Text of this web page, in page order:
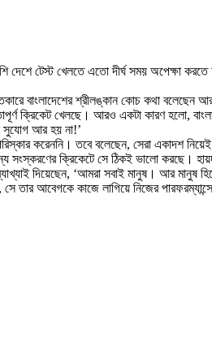
দেশে টেস্ট খেলতে এতো দীর্ঘ সময় অপেক্ষা
বাংলাদেশের শ্রীলঙ্কান কোচ কথা
ক্রিকেট খেলছে। আরও একটা কারণ হলো,
সুযোগ আর হয় না!’
করেননি। তবে বলেছেন, সেরা একাদশ
সংস্করণের ক্রিকেটে সে ঠিকই ভালো করছে।
দিয়েছেন, ‘আমরা সবাই মানুষ। আর
তার আবেগকে কাজে লাগিয়ে নিজের